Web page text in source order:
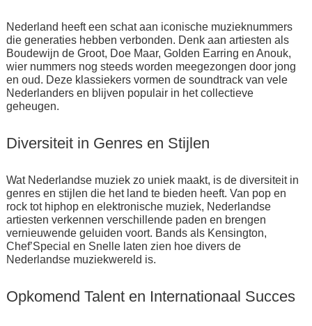
Nederland heeft een schat aan iconische muzieknummers
die generaties hebben verbonden. Denk aan artiesten als
Boudewijn de Groot, Doe Maar, Golden Earring en Anouk,
wier nummers nog steeds worden meegezongen door jong
en oud. Deze klassiekers vormen de soundtrack van vele
Nederlanders en blijven populair in het collectieve
geheugen.
Diversiteit in Genres en Stijlen
Wat Nederlandse muziek zo uniek maakt, is de diversiteit in
genres en stijlen die het land te bieden heeft. Van pop en
rock tot hiphop en elektronische muziek, Nederlandse
artiesten verkennen verschillende paden en brengen
vernieuwende geluiden voort. Bands als Kensington,
Chef’Special en Snelle laten zien hoe divers de
Nederlandse muziekwereld is.
Opkomend Talent en Internationaal Succes